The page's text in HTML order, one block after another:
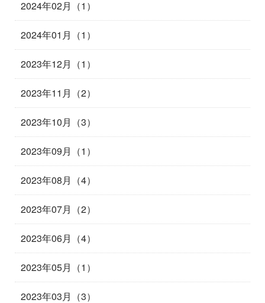
2024年02月（1）
2024年01月（1）
2023年12月（1）
2023年11月（2）
2023年10月（3）
2023年09月（1）
2023年08月（4）
2023年07月（2）
2023年06月（4）
2023年05月（1）
2023年03月（3）